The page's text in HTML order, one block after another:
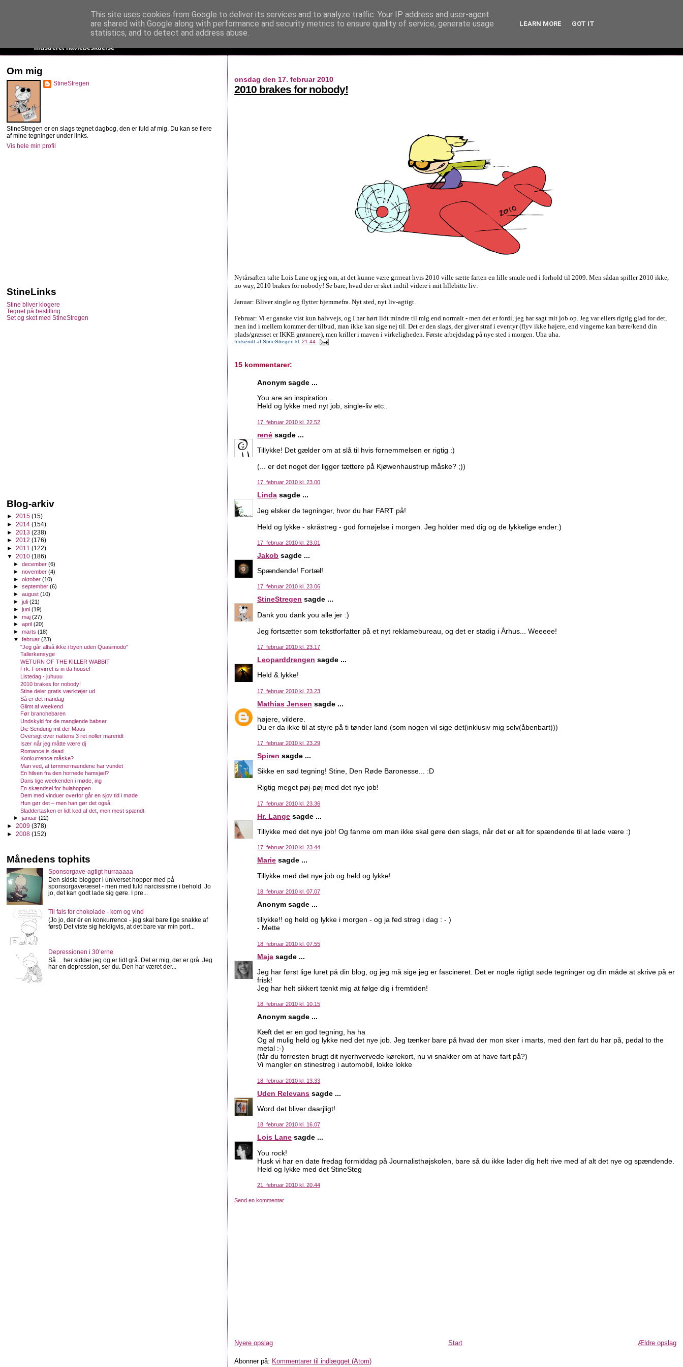
StineStregen
Illustreret navlebeskuelse
onsdag den 17. februar 2010
2010 brakes for nobody!
Nytårsaften talte Lois Lane og jeg om, at det kunne være grrrreat hvis 2010 ville sætte farten en lille smule ned i forhold til 2009. Men sådan spiller 2010 ikke,
no way, 2010 brakes for nobody! Se bare, hvad der er sket indtil videre i mit lillebitte liv:
Januar: Bliver single og flytter hjemmefra. Nyt sted, nyt liv-agtigt.
Februar: Vi er ganske vist kun halvvejs, og I har hørt lidt mindre til mig end normalt - men det er fordi, jeg har sagt mit job op. Jeg var ellers rigtig glad for det,
men ind i mellem kommer der tilbud, man ikke kan sige nej til. Det er den slags, der giver straf i eventyr (flyv ikke højere, end vingerne kan bære/kend din
plads/græsset er IKKE grønnere), men kriller i maven i virkeligheden. Første arbejdsdag på nye sted i morgen. Uha uha.
Indsendt afStineStregen kl.21.44
15 kommentarer:
Anonym sagde ...
You are an inspiration...
Held og lykke med nyt job, single-liv etc..
17. februar 2010 kl. 22.52
rené sagde ...
Tillykke! Det gælder om at slå til hvis fornemmelsen er rigtig :)
(... er det noget der ligger tættere på Kjøwenhaustrup måske? ;))
17. februar 2010 kl. 23.00
Linda sagde ...
Jeg elsker de tegninger, hvor du har FART på!
Held og lykke - skråstreg - god fornøjelse i morgen. Jeg holder med dig og de lykkelige ender:)
17. februar 2010 kl. 23.01
Jakob sagde ...
Spændende! Fortæl!
17. februar 2010 kl. 23.06
StineStregen sagde ...
Dank you dank you alle jer :)
Jeg fortsætter som tekstforfatter på et nyt reklamebureau, og det er stadig i Århus... Weeeee!
17. februar 2010 kl. 23.17
Leoparddrengen sagde ...
Held & lykke!
17. februar 2010 kl. 23.23
Mathias Jensen sagde ...
højere, vildere.
Du er da ikke til at styre på ti tønder land (som nogen vil sige det(inklusiv mig selv(åbenbart)))
17. februar 2010 kl. 23.29
Spiren sagde ...
Sikke en sød tegning! Stine, Den Røde Baronesse... :D
Rigtig meget pøj-pøj med det nye job!
17. februar 2010 kl. 23.36
Hr. Lange sagde ...
Tillykke med det nye job! Og fanme om man ikke skal gøre den slags, når det er alt for spændende til at lade være :)
17. februar 2010 kl. 23.44
Marie sagde ...
Tillykke med det nye job og held og lykke!
18. februar 2010 kl. 07.07
Anonym sagde ...
tillykke!! og held og lykke i morgen - og ja fed streg i dag : - )
- Mette
18. februar 2010 kl. 07.55
Maja sagde ...
Jeg har først lige luret på din blog, og jeg må sige jeg er fascineret. Det er nogle rigtigt søde tegninger og din måde at skrive på er
frisk!
Jeg har helt sikkert tænkt mig at følge dig i fremtiden!
18. februar 2010 kl. 10.15
Anonym sagde ...
Kæft det er en god tegning, ha ha
Og al mulig held og lykke ned det nye job. Jeg tænker bare på hvad der mon sker i marts, med den fart du har på, pedal to the
metal :-)
(får du forresten brugt dit nyerhvervede kørekort, nu vi snakker om at have fart på?)
Vi mangler en stinestreg i automobil, lokke lokke
18. februar 2010 kl. 13.33
Uden Relevans sagde ...
Word det bliver daarjligt!
18. februar 2010 kl. 16.07
Lois Lane sagde ...
You rock!
Husk vi har en date fredag formiddag på Journalisthøjskolen, bare så du ikke lader dig helt rive med af alt det nye og spændende.
Held og lykke med det StineSteg
21. februar 2010 kl. 20.44
Send en kommentar
Nyere opslag Ældre opslag
Start
Abonner på: Kommentarer til indlægget (Atom)
Om mig
StineStregen
StineStregen er en slags tegnet dagbog, den er fuld af mig. Du kan se flere
af mine tegninger under links.
Vis hele min profil
StineLinks
Stine bliver klogere
Tegnet på bestilling
Set og sket med StineStregen
Blog-arkiv
► 2015 (15)
► 2014 (154)
► 2013 (238)
► 2012 (176)
► 2011 (122)
▼ 2010 (186)
►december(6)
►november(4)
►oktober(10)
►september(6)
►august(10)
►juli(21)
►juni(19)
►maj(27)
►april(20)
►marts(18)
▼februar(23)
"Jeg går altså ikke i byen uden Quasimodo"
Tallerkensyge
WETURN OF THE KILLER WABBIT
Frk. Forvirret is in da house!
Listedag - juhuuu
2010 brakes for nobody!
Stine deler gratis værktøjer ud
Så er det mandag
Glimt af weekend
Før branchebaren
Undskyld for de manglende babser
Die Sendung mit der Maus
Oversigt over nattens 3 ret noller mareridt
Især når jeg måtte være dj
Romance is dead
Konkurrence måske?
Man ved, at tømmermændene har vundet
En hilsen fra den hornede hamsjæl?
Dans lige weekenden i møde, ing
En skændsel for hulahoppen
Dem med vinduer overfor går en sjov tid i møde
Hun gør det – men han gør det også
Sladdertasken er lidt ked af det, men mest spændt
►januar(22)
► 2009 (378)
► 2008 (152)
Månedens tophits
Sponsorgave-agtigt hurraaaaa
Den sidste blogger i universet hopper med på
sponsorgaveræset - men med fuld narcissisme i behold. Jo
jo, det kan godt lade sig gøre. I pre...
Til fals for chokolade - kom og vind
(Jo jo, der ér en konkurrence - jeg skal bare lige snakke af
først) Det viste sig heldigvis, at det bare var min port...
Depressionen i 30’erne
Så… her sidder jeg og er lidt grå. Det er mig, der er grå. Jeg
har en depression, ser du. Den har været der...
This site uses cookies from Google to deliver its services and to analyze traffic. Your IP address and user-agent
are shared with Google along with performance and security metrics to ensure quality of service, generate usage
statistics, and to detect and address abuse.
LEARN MORE GOT IT